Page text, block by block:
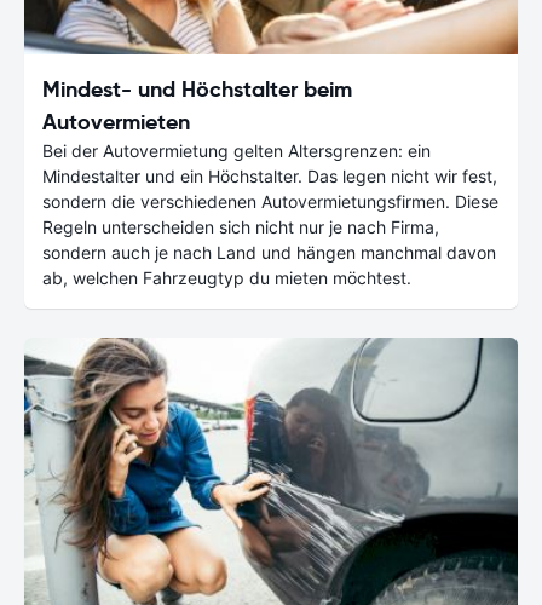
Mindest- und Höchstalter beim
Autovermieten
Bei der Autovermietung gelten Altersgrenzen: ein
Mindestalter und ein Höchstalter. Das legen nicht wir fest,
sondern die verschiedenen Autovermietungsfirmen. Diese
Regeln unterscheiden sich nicht nur je nach Firma,
sondern auch je nach Land und hängen manchmal davon
ab, welchen Fahrzeugtyp du mieten möchtest.